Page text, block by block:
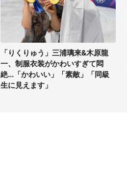
「りくりゅう」三浦璃来&木原龍
一、制服衣装がかわいすぎて悶
絶...「かわいい」「素敵」「同級
生に見えます」